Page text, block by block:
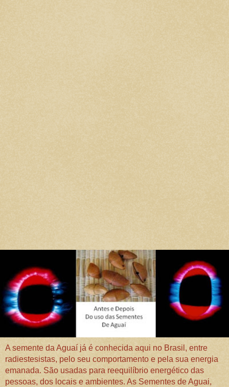
A semente da Aguaí já é conhecida aqui no Brasil, entre
radiestesistas, pelo seu comportamento e pela sua energia
emanada. São usadas para reequilíbrio energético das
pessoas, dos locais e ambientes. As Sementes de Aguai,